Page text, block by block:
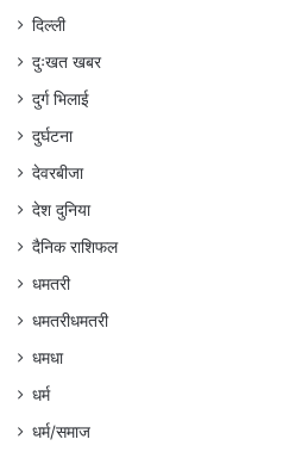
दिल्ली
दुःखत खबर
दुर्ग भिलाई
दुर्घटना
देवरबीजा
देश दुनिया
दैनिक राशिफल
धमतरी
धमतरीधमतरी
धमधा
धर्म
धर्म/समाज